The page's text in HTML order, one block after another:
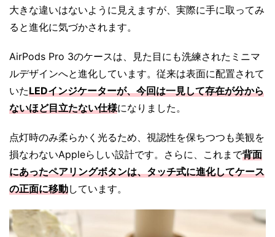
大きな違いはないように見えますが、実際に手に取ってみ
ると進化に気づかされます。
AirPods Pro 3のケースは、見た目にも洗練されたミニマ
ルデザインへと進化しています。従来は表面に配置されて
いたLEDインジケーターが、今回は一見して存在が分から
ないほど目立たない仕様になりました。
点灯時のみ柔らかく光るため、視認性を保ちつつも美観を
損なわないAppleらしい設計です。さらに、これまで背面
にあったペアリングボタンは、タッチ式に進化してケース
の正面に移動しています。